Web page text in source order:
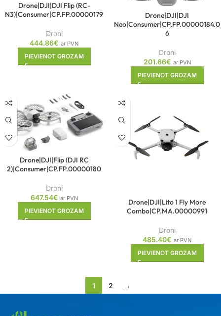
Drone|DJI|DJI Flip (RC-
N3)|Consumer|CP.FP.00000179
Droni
444.86€ ar PVN
PIEVIENOT GROZAM
Drone|DJI|DJI
Neo|Consumer|CP.FP.00000184.0
6
Droni
201.66€ ar PVN
PIEVIENOT GROZAM
Drone|DJI|Flip (DJI RC
2)|Consumer|CP.FP.00000180
Droni
647.54€ ar PVN
PIEVIENOT GROZAM
Drone|DJI|Lito 1 Fly More
Combo|CP.MA.00000991
Droni
485.40€ ar PVN
PIEVIENOT GROZAM
1 2 →